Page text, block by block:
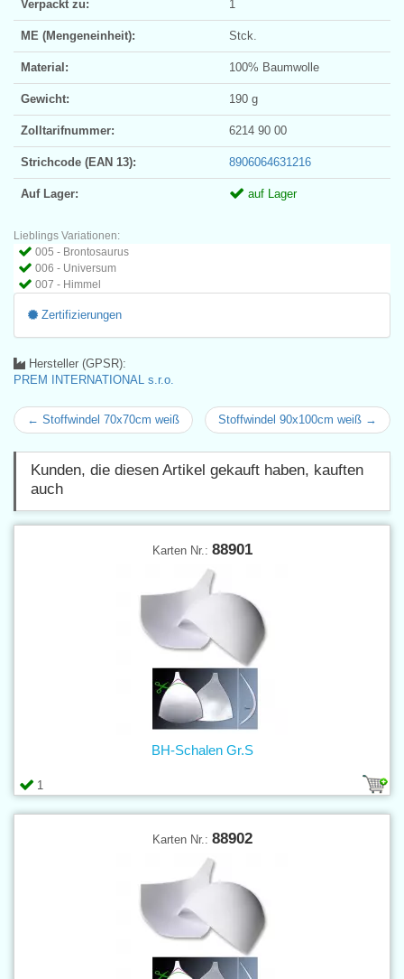
Verpackt zu: 1
ME (Mengeneinheit): Stck.
Material: 100% Baumwolle
Gewicht: 190 g
Zolltarifnummer: 6214 90 00
Strichcode (EAN 13): 8906064631216
Auf Lager: auf Lager
Lieblings Variationen:
005 - Brontosaurus
006 - Universum
007 - Himmel
Zertifizierungen
Hersteller (GPSR):
PREM INTERNATIONAL s.r.o.
← Stoffwindel 70x70cm weiß Stoffwindel 90x100cm weiß →
Kunden, die diesen Artikel gekauft haben, kauften
auch
Karten Nr.: 88901
1
BH-Schalen Gr.S
Karten Nr.: 88902